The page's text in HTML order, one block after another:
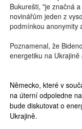
Bukurešti, "je značná
novinářům jeden z
podmínkou anonymity
Poznamenal, že
energetiku na
Německo, které v
na úterní odpoledne
bude diskutovat o
Ukrajině.